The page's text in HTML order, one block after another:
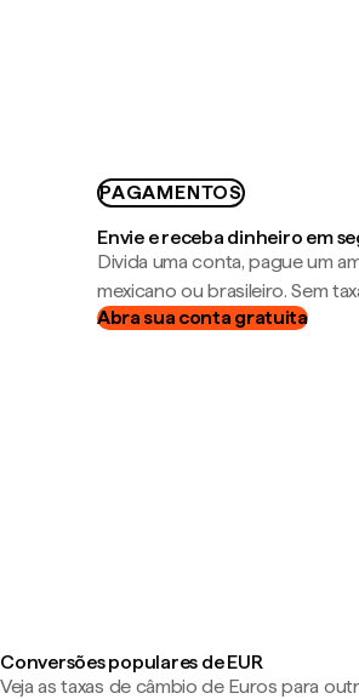
PAGAMENTOS
Envie e receba dinheiro em
Divida uma conta, pague um
mexicano ou brasileiro. Sem
Abra sua conta gratuita
Conversões populares de EUR
Veja as taxas de câmbio de Euros para